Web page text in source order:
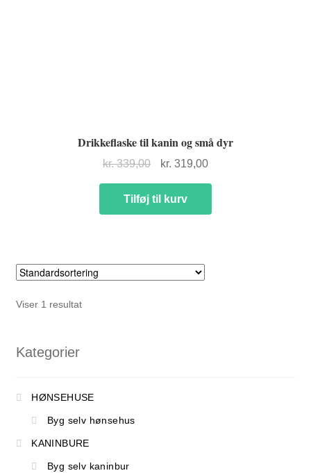
NYTTIG VIDEN
Drikkeflaske til kanin og små dyr
kr.339,00
Den
pris
var:
kr. 319,00Den
er:
Tilføj til kurv
Viser 1 resultat
Kategorier
HØNSEHUSE
Byg selv hønsehus
KANINBURE
Byg selv kaninbur